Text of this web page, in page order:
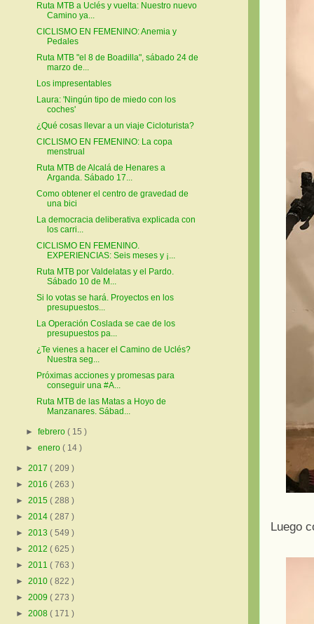
Luego
Ruta MTB a Uclés y vuelta: Nuestro nuevo
Camino ya...
CICLISMO EN FEMENINO: Anemia y
Pedales
Ruta MTB "el 8 de Boadilla", sábado 24 de
marzo de...
Los impresentables
Laura: 'Ningún tipo de miedo con los
coches'
¿Qué cosas llevar a un viaje Cicloturista?
CICLISMO EN FEMENINO: La copa
menstrual
Ruta MTB de Alcalá de Henares a
Arganda. Sábado 17...
Como obtener el centro de gravedad de
una bici
La democracia deliberativa explicada con
los carri...
CICLISMO EN FEMENINO.
EXPERIENCIAS: Seis meses y ¡...
Ruta MTB por Valdelatas y el Pardo.
Sábado 10 de M...
Si lo votas se hará. Proyectos en los
presupuestos...
La Operación Coslada se cae de los
presupuestos pa...
¿Te vienes a hacer el Camino de Uclés?
Nuestra seg...
Próximas acciones y promesas para
conseguir una #A...
Ruta MTB de las Matas a Hoyo de
Manzanares. Sábad...
►febrero( 15 )
►enero( 14 )
► 2017 ( 209 )
► 2016 ( 263 )
► 2015 ( 288 )
► 2014 ( 287 )
► 2013 ( 549 )
► 2012 ( 625 )
► 2011 ( 763 )
► 2010 ( 822 )
► 2009 ( 273 )
► 2008 ( 171 )